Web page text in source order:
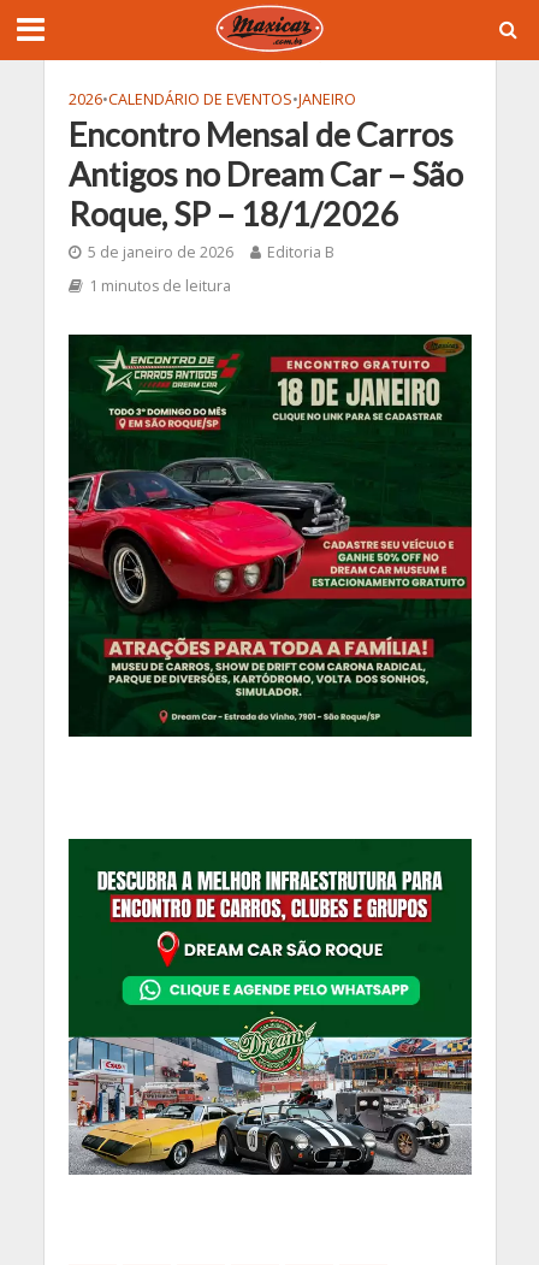
2026•CALENDÁRIO DE EVENTOS•JANEIRO
Encontro Mensal de Carros
Antigos no Dream Car – São
Roque, SP – 18/1/2026
5 de janeiro de 2026
Editoria B
1 minutos de leitura